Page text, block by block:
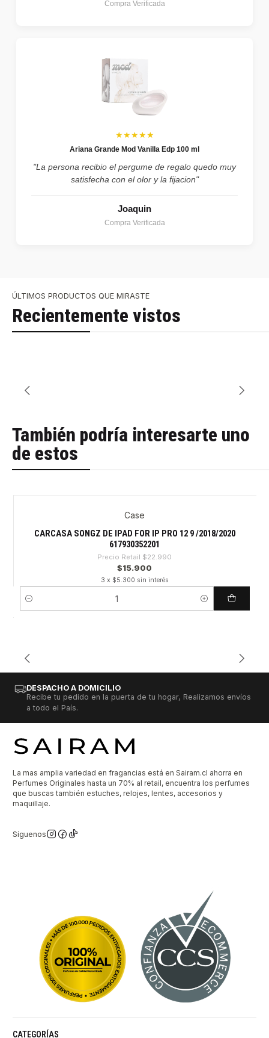
Compra Verificada
★★★★★
Ariana Grande Mod Vanilla Edp 100 ml
"La persona recibio el pergume de regalo quedo muy
satisfecha con el olor y la fijacion"
Joaquin
Compra Verificada
ÚLTIMOS PRODUCTOS QUE MIRASTE
Recientemente vistos
También podría interesarte uno
de estos
Case
CARCASA SONGZ DE IPAD FOR IP PRO 12 9 /2018/2020
617930352201
Precio Retail $22.990
$15.900
3 x $5.300 sin interés
Cantidad
DESPACHO A DOMICILIO
Recibe tu pedido en la puerta de tu hogar, Realizamos envíos
a todo el País.
La mas amplia variedad en fragancias está en Sairam.cl ahorra en
Perfumes Originales hasta un 70% al retail, encuentra los perfumes
que buscas también estuches, relojes, lentes, accesorios y
maquillaje.
Síguenos
CATEGORÍAS